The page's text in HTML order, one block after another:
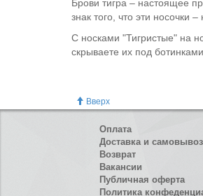
Брови тигра – настоящее
знак того, что эти носочки
С носками "Тигристые" на
скрываете их под
Вверх
Оплата
Доставка и самовывоз
Возврат
Вакансии
Публичная оферта
Политика